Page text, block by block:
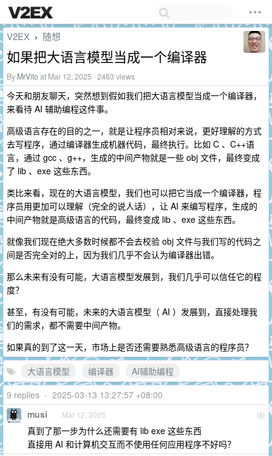
V2EX › 随想
如果把大语言模型当成一个编译器
By MrVitoat Mar 12, 2025 · 2463 views
今天和朋友聊天，突然想到假如我们把大语言模型当成一个编译器，
来看待 AI 辅助编程这件事。
高级语言存在的目的之一，就是让程序员相对来说，更好理解的方式
去写程序，通过编译器生成机器代码，最终执行。比如 C 、C++语
言，通过 gcc 、g++，生成的中间产物就是一些 obj 文件，最终变成
了 lib 、exe 这些东西。
类比来看，现在的大语言模型，我们也可以把它当成一个编译器，程
序员用更加可以理解（完全的说人话），让 AI 来编写程序，生成的
中间产物就是高级语言的代码，最终变成 lib 、exe 这些东西。
就像我们现在绝大多数时候都不会去校验 obj 文件与我们写的代码之
间是否完全对的上，因为我们几乎不会认为编译器出错。
那么未来有没有可能，大语言模型发展到，我们几乎可以信任它的程
度？
甚至，有没有可能，未来的大语言模型（ AI ）发展到，直接处理我
们的需求，都不需要中间产物。
如果真的到了这一天，市场上是否还需要熟悉高级语言的程序员？
大语言模型
编译器
AI辅助编程
9 replies • 2025-03-13 13:27:57 +08:00
1
musi Mar 12, 2025
真到了那一步为什么还需要有 lib exe 这些东西
直接用 AI 和计算机交互而不使用任何应用程序不好吗？